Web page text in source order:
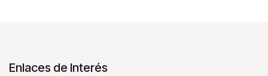
Enlaces de Interés